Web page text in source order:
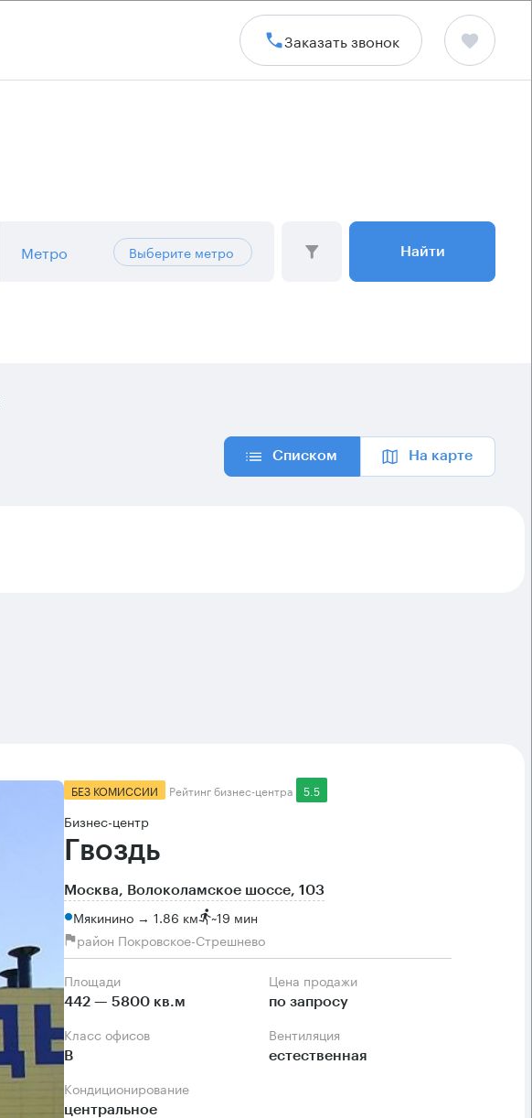
Заказать звонок
Метро Выберите метро Найти
Списком На карте
БЕЗ КОМИССИИ Рейтинг бизнес-центра 5.5
Бизнес-центр
Гвоздь
Москва, Волоколамское шоссе, 103
Мякинино → 1.86 км ~19 мин
район Покровское-Стрешнево
Площади
442 — 5800 кв.м
Цена продажи
по запросу
Класс офисов
B
Вентиляция
естественная
Кондиционирование
центральное